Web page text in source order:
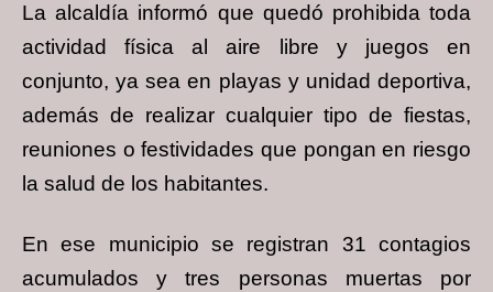
La alcaldía informó que quedó prohibida toda
actividad física al aire libre y juegos en
conjunto, ya sea en playas y unidad deportiva,
además de realizar cualquier tipo de fiestas,
reuniones o festividades que pongan en riesgo
la salud de los habitantes.
En ese municipio se registran 31 contagios
acumulados y tres personas muertas por